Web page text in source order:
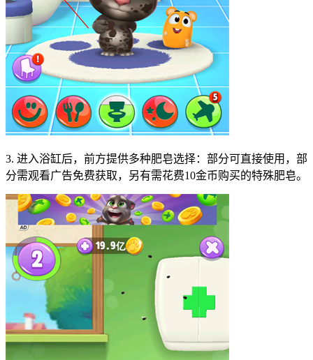
3. 进入浴缸后，前方提供多种肥皂选择：部分可直接使用，部
分需观看广告免费获取，另有需花费10金币购买的特殊肥皂。